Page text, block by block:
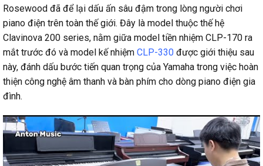
Rosewood đã để lại dấu ấn sâu đậm trong lòng người chơi
piano điện trên toàn thế giới. Đây là model thuộc thế hệ
Clavinova 200 series, nằm giữa model tiền nhiệm CLP-170 ra
mắt trước đó và model kế nhiệm CLP-330 được giới thiệu sau
này, đánh dấu bước tiến quan trọng của Yamaha trong việc hoàn
thiện công nghệ âm thanh và bàn phím cho dòng piano điện gia
đình.